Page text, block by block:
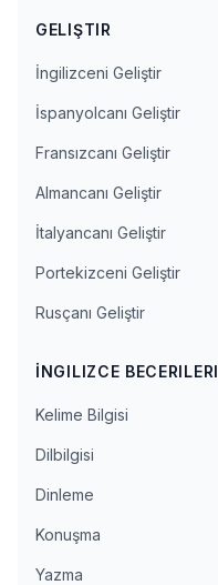
GELIŞTIR
İngilizceni Geliştir
İspanyolcanı Geliştir
Fransızcanı Geliştir
Almancanı Geliştir
İtalyancanı Geliştir
Portekizceni Geliştir
Rusçanı Geliştir
İNGILIZCE BECERILERI
Kelime Bilgisi
Dilbilgisi
Dinleme
Konuşma
Yazma